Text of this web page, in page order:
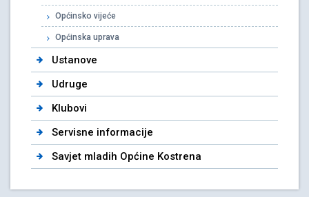
Općinsko vijeće
Općinska uprava
Ustanove
Udruge
Klubovi
Servisne informacije
Savjet mladih Općine Kostrena